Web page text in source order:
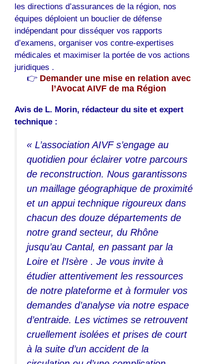
les directions d’assurances de la région, nos
équipes déploient un bouclier de défense
indépendant pour disséquer vos rapports
d’examens, organiser vos contre-expertises
médicales et maximiser la portée de vos actions
juridiques .
👉 Demander une mise en relation avec
l’Avocat AIVF de ma Région
Avis de L. Morin, rédacteur du site et expert
technique :
« L’association AIVF s’engage au
quotidien pour éclairer votre parcours
de reconstruction. Nous garantissons
un maillage géographique de proximité
et un appui technique rigoureux dans
chacun des douze départements de
notre grand secteur, du Rhône
jusqu’au Cantal, en passant par la
Loire et l’Isère . Je vous invite à
étudier attentivement les ressources
de notre plateforme et à formuler vos
demandes d’analyse via notre espace
d’entraide. Les victimes se retrouvent
cruellement isolées et prises de court
à la suite d’un accident de la